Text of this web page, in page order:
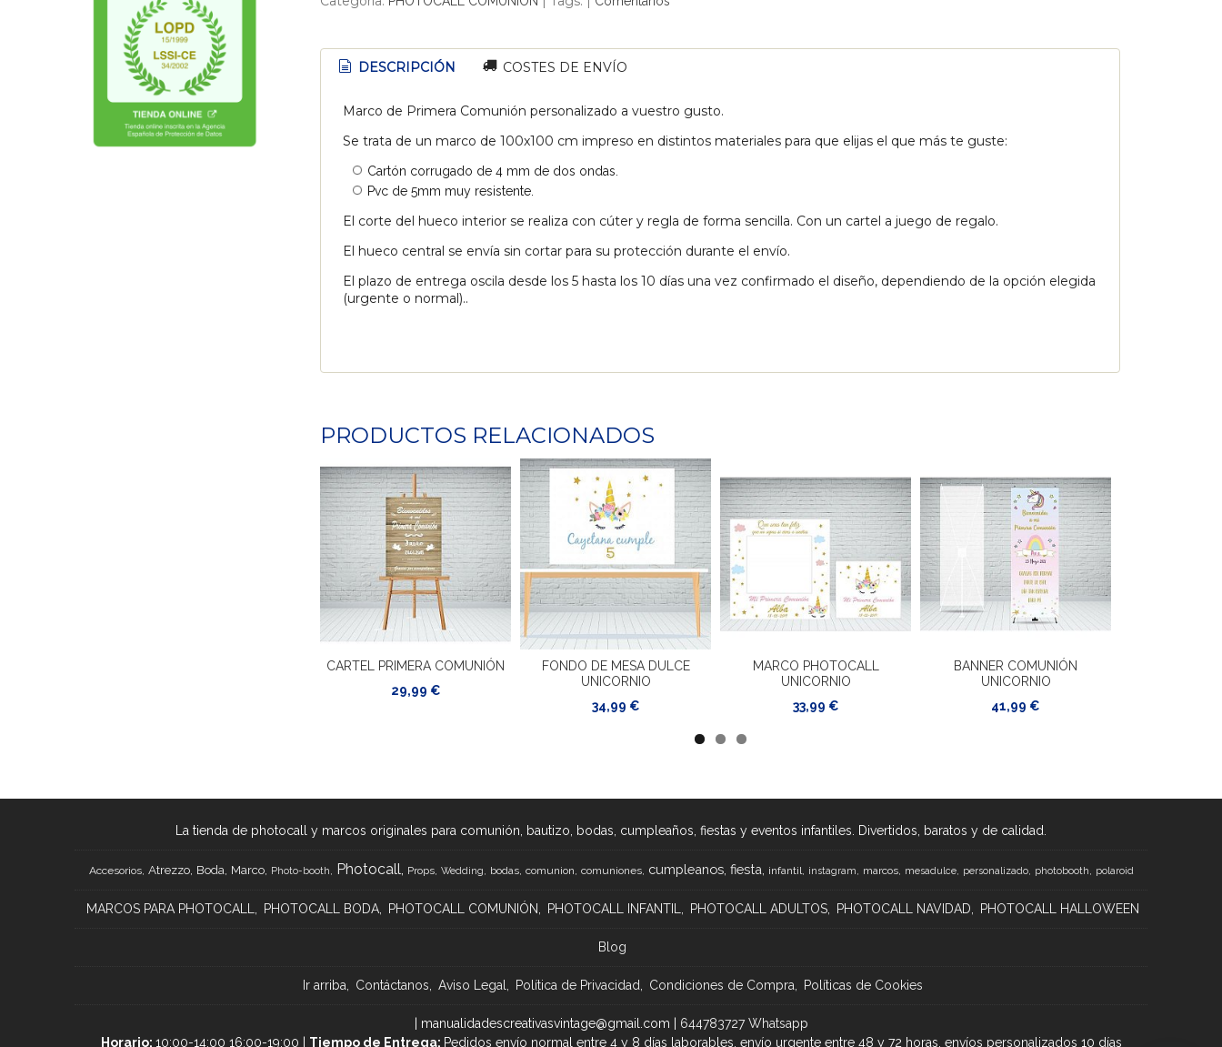
DESCRIPCIÓN COSTES DE ENVÍO
Marco de Primera Comunión personalizado a vuestro gusto.
Se trata de un marco de 100x100 cm impreso en distintos materiales para que elijas el que más te guste:
Cartón corrugado de 4 mm de dos ondas.
Pvc de 5mm muy resistente.
El corte del hueco interior se realiza con cúter y regla de forma sencilla. Con un cartel a juego de regalo.
El hueco central se envía sin cortar para su protección durante el envío.
El plazo de entrega oscila desde los 5 hasta los 10 días una vez confirmado el diseño, dependiendo de la opción elegida
(urgente o normal)..
PRODUCTOS RELACIONADOS
CARTEL PRIMERA COMUNIÓN
29,99 €
FONDO DE MESA DULCE
UNICORNIO
34,99 €
MARCO PHOTOCALL
UNICORNIO
33,99 €
BANNER COMUNIÓN
UNICORNIO
41,99 €
La tienda de photocall y marcos originales para comunión, bautizo, bodas, cumpleaños, fiestas y eventos infantiles. Divertidos, baratos y de calidad.
Accesorios Atrezzo Boda Marco Photo-booth Photocall Props Wedding bodas comunion comuniones cumpleanos fiesta infantil instagram marcos mesadulce personalizado photobooth polaroid
MARCOS PARA PHOTOCALL PHOTOCALL BODA PHOTOCALL COMUNIÓN PHOTOCALL INFANTIL PHOTOCALL ADULTOS PHOTOCALL NAVIDAD PHOTOCALL HALLOWEEN
Blog
Ir arriba Contáctanos Aviso Legal Política de Privacidad Condiciones de Compra Políticas de Cookies
| manualidadescreativasvintage@gmail.com | 644783727 Whatsapp
Horario: 10:00-14:00 16:00-19:00 | Tiempo de Entrega: Pedidos envío normal entre 4 y 8 días laborables, envío urgente entre 48 y 72 horas, envíos personalizados 10 días